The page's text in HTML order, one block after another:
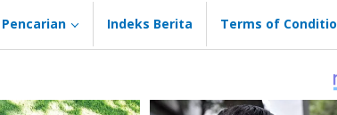
Pencarian Indeks Berita Terms of